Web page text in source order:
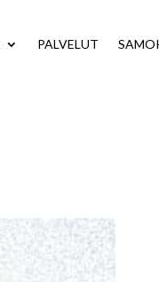
PALVELUT